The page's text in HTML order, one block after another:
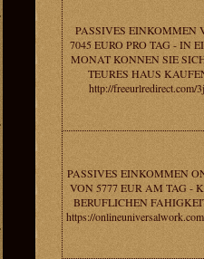
PASSIVES EINKOMMEN
7045 EURO PRO TAG - IN
MONAT KONNEN SIE
TEURES HAUS
http://freeurlredirect.com/
PASSIVES EINKOMMEN
VON 5777 EUR AM TAG -
BERUFLICHEN
https://